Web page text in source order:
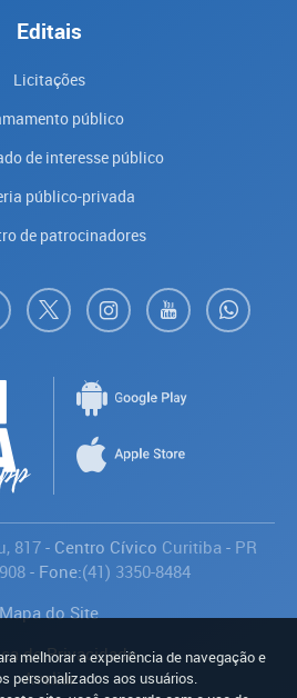
Editais
Licitações
público
de interesse público
público-privada
de patrocinadores
817- Centro Cívico Curitiba - PR
- Fone:(41) 3350-8484
Mapa do Site
de Privacidade
Avaliar
melhorar a experiência de navegação e
personalizados aos usuários.